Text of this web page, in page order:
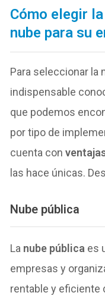
Cómo elegir
nube para su
Para seleccionar la
indispensable
que podemos
por tipo de
cuenta con
las hace únicas.
Nube pública
La nube pública es
empresas y
rentable y eficiente